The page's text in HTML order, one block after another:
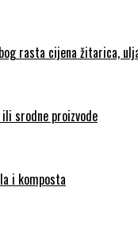
rasta cijena žitarica,
ili srodne proizvode
i komposta